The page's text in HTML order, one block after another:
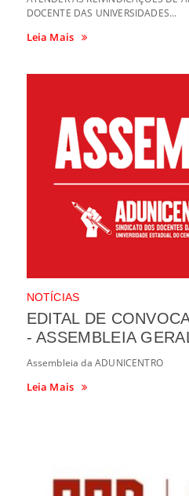
DOCENTE DAS UNIVERSIDADES...
Leia Mais
NOTÍCIAS
EDITAL DE
- ASSEMBLEIA
Assembleia da ADUNICENTRO
Leia Mais